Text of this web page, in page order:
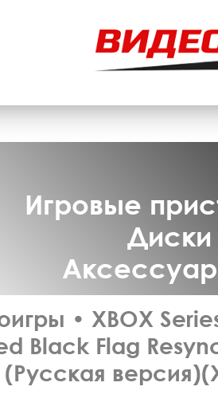
Игровые
Диски
• XBOX
Black Flag
(Русская